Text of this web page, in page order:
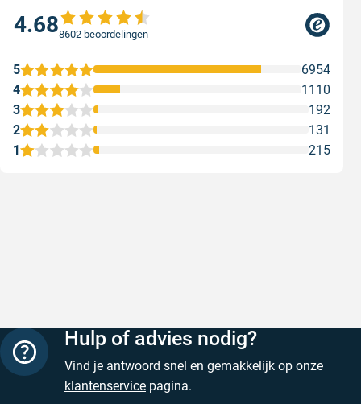
4.688602 beoordelingen
1 215
2 131
3 192
4 1110
5 6954
Hulp of advies nodig?
Vind je antwoord snel en gemakkelijk op onze
klantenservice pagina.